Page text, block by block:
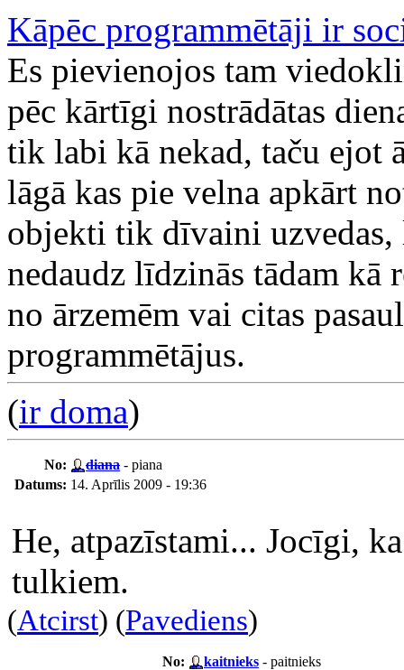
Kāpēc programmētāji ir
Es pievienojos tam
pēc kārtīgi nostrādātas
tik labi kā nekad, taču ejot
lāgā kas pie velna apkārt
objekti tik dīvaini uzvedas,
nedaudz līdzinās tādam kā
no ārzemēm vai citas
programmētājus.
(ir doma)
No: diana - piana
Datums: 14. Aprīlis 2009 - 19:36
He, atpazīstami... Jocīgi,
tulkiem.
(Atcirst) (Pavediens)
No: kaitnieks - paitnieks